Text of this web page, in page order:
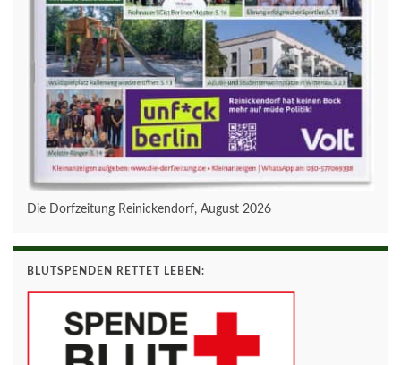
Die Dorfzeitung Reinickendorf, August 2026
BLUTSPENDEN RETTET LEBEN: